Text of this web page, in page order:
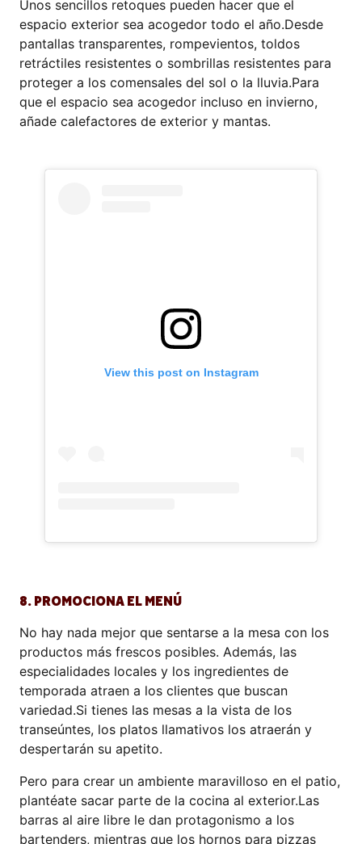
Unos sencillos retoques pueden hacer que el
espacio exterior sea acogedor todo el año.Desde
pantallas transparentes, rompevientos, toldos
retráctiles resistentes o sombrillas resistentes para
proteger a los comensales del sol o la lluvia.Para
que el espacio sea acogedor incluso en invierno,
añade calefactores de exterior y mantas.
View this post on Instagram
8. PROMOCIONA EL MENÚ
No hay nada mejor que sentarse a la mesa con los
productos más frescos posibles. Además, las
especialidades locales y los ingredientes de
temporada atraen a los clientes que buscan
variedad.Si tienes las mesas a la vista de los
transeúntes, los platos llamativos los atraerán y
despertarán su apetito.
Pero para crear un ambiente maravilloso en el patio,
plantéate sacar parte de la cocina al exterior.Las
barras al aire libre le dan protagonismo a los
bartenders, mientras que los hornos para pizzas